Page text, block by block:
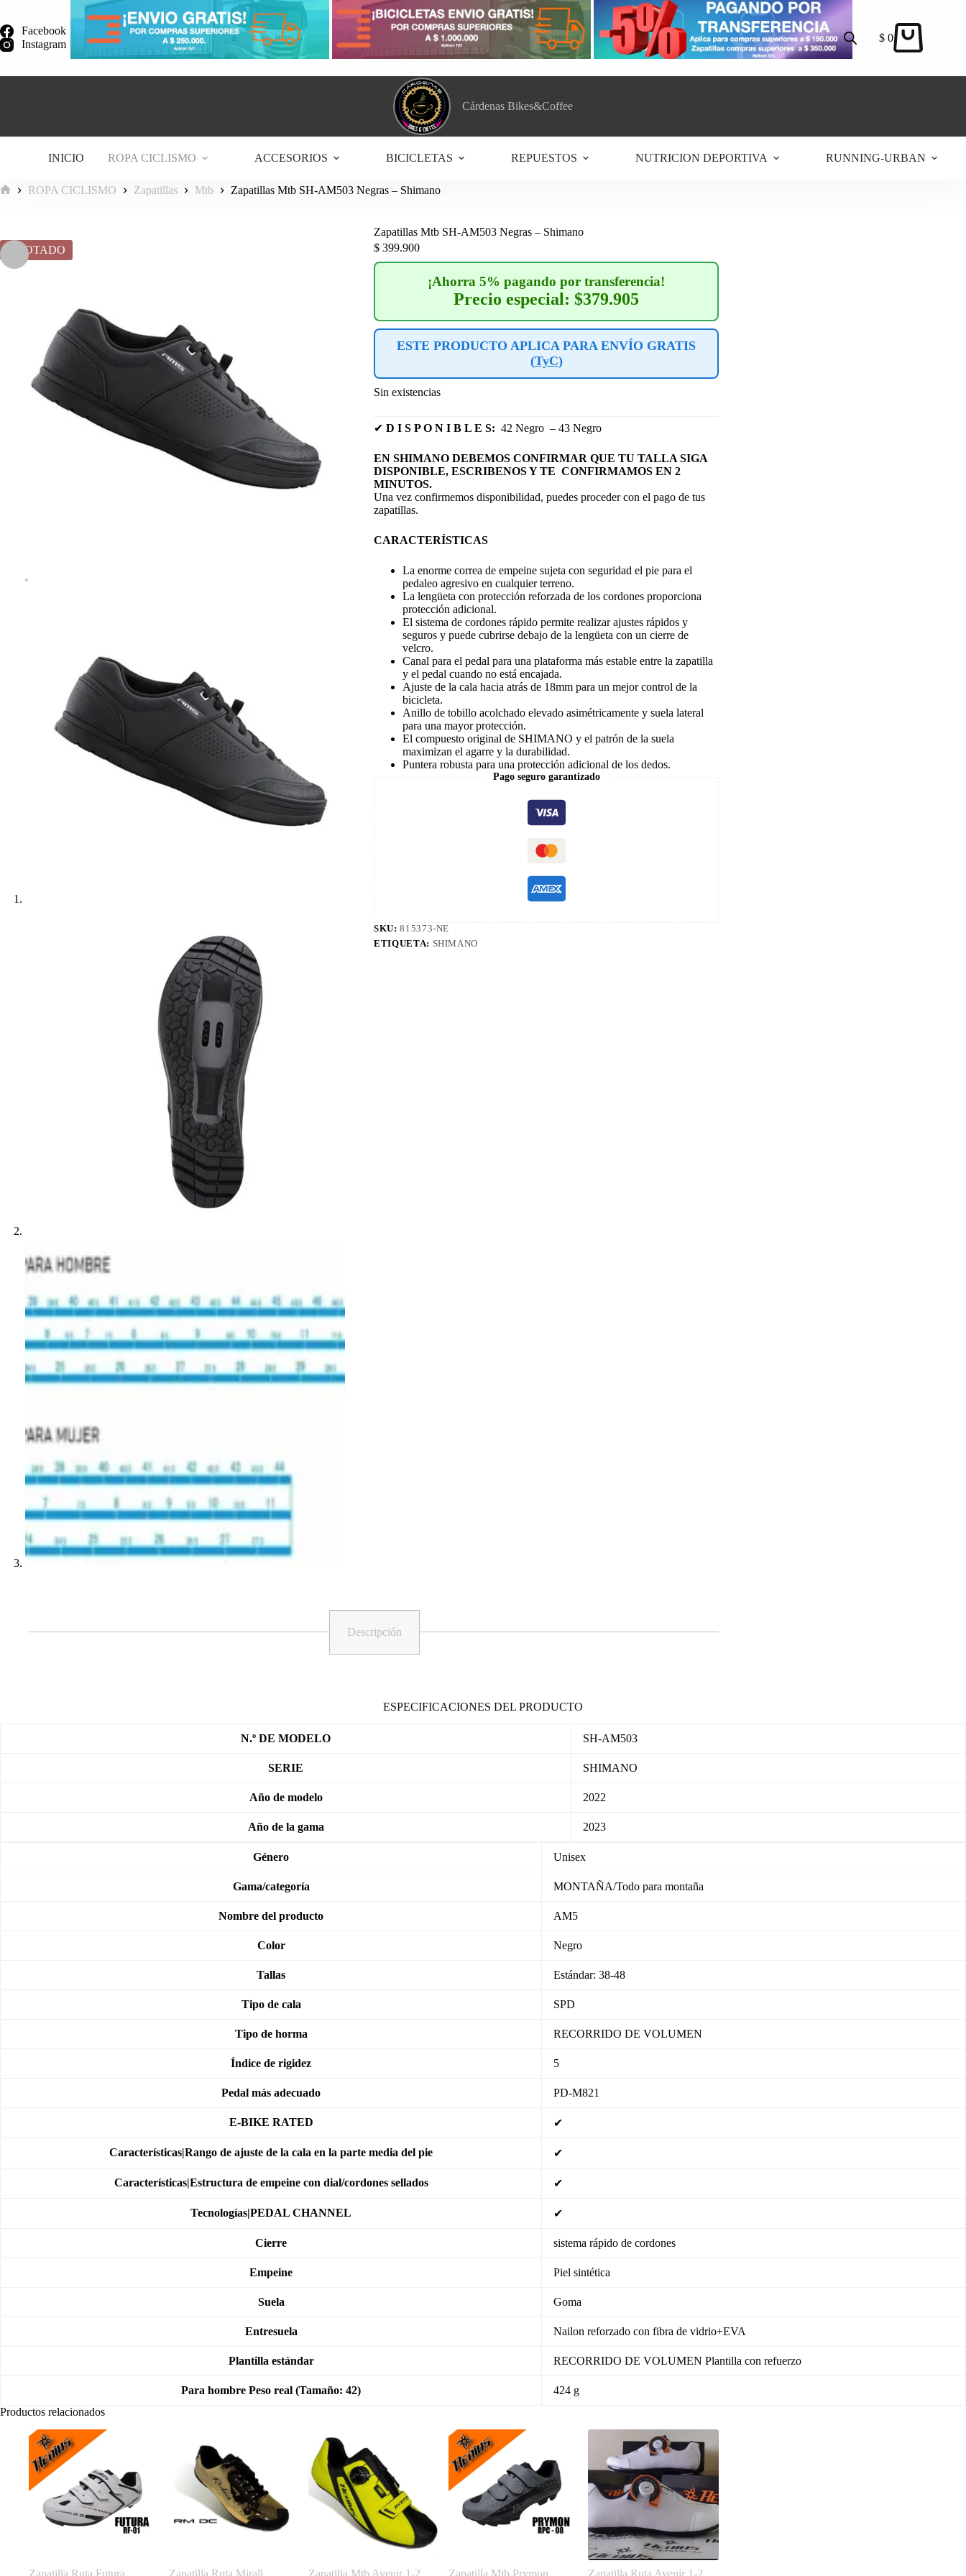
contenidoFacebook
Instagram
Carro
$ 0
Cárdenas Bikes&Coffee
INICIO ROPA CICLISMO ACCESORIOS BICICLETAS REPUESTOS NUTRICION DEPORTIVA RUNNING-URBAN
ROPA CICLISMO Zapatillas Mtb Zapatillas Mtb SH-AM503 Negras – Shimano
AGOTADO
Zapatillas Mtb SH-AM503 Negras – Shimano
$ 399.900
¡Ahorra 5% pagando por transferencia!
Precio especial: $379.905
ESTE PRODUCTO APLICA PARA ENVÍO GRATIS
(TyC)
Sin existencias
✔ D I S P O N I B L E S: 42 Negro – 43 Negro
EN SHIMANO DEBEMOS CONFIRMAR QUE TU TALLA SIGA
DISPONIBLE, ESCRIBENOS Y TE CONFIRMAMOS EN 2
MINUTOS.
Una vez confirmemos disponibilidad, puedes proceder con el pago de tus
zapatillas.
CARACTERÍSTICAS
La enorme correa de empeine sujeta con seguridad el pie para el
pedaleo agresivo en cualquier terreno.
La lengüeta con protección reforzada de los cordones proporciona
protección adicional.
El sistema de cordones rápido permite realizar ajustes rápidos y
seguros y puede cubrirse debajo de la lengüeta con un cierre de
velcro.
Canal para el pedal para una plataforma más estable entre la zapatilla
y el pedal cuando no está encajada.
Ajuste de la cala hacia atrás de 18mm para un mejor control de la
bicicleta.
Anillo de tobillo acolchado elevado asimétricamente y suela lateral
para una mayor protección.
El compuesto original de SHIMANO y el patrón de la suela
maximizan el agarre y la durabilidad.
Puntera robusta para una protección adicional de los dedos.
Pago seguro garantizado
SKU:815373-NE
ETIQUETA: SHIMANO
Descripción
ESPECIFICACIONES DEL PRODUCTO
N.º DE MODELO SH-AM503
SERIE SHIMANO
Año de modelo 2022
Año de la gama 2023
Género Unisex
Gama/categoría MONTAÑA/Todo para montaña
Nombre del producto AM5
Color Negro
Tallas Estándar: 38-48
Tipo de cala SPD
Tipo de horma RECORRIDO DE VOLUMEN
Índice de rigidez 5
Pedal más adecuado PD-M821
E-BIKE RATED ✔
Características|Rango de ajuste de la cala en la parte media del pie ✔
Características|Estructura de empeine con dial/cordones sellados ✔
Tecnologías|PEDAL CHANNEL ✔
Cierre sistema rápido de cordones
Empeine Piel sintética
Suela Goma
Entresuela Nailon reforzado con fibra de vidrio+EVA
Plantilla estándar RECORRIDO DE VOLUMEN Plantilla con refuerzo
Para hombre Peso real (Tamaño: 42)
424 g
Productos relacionados
Zapatilla Ruta Futura Zapatilla Ruta Mirall Zapatilla Mtb Avenir 1-2 Zapatilla Mtb Prymon Zapatilla Ruta Avenir 1-2